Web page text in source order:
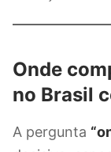
Onde
no Brasil
A pergunta